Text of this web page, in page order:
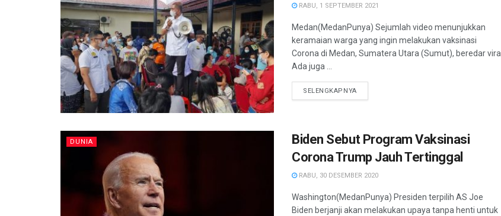
RABU, 1 SEPTEMBER 2021
Medan(MedanPunya) Sejumlah video menunjukkan
keramaian warga yang ingin melakukan vaksinasi
Corona di Medan, Sumatera Utara (Sumut), beredar viral.
Ada juga ...
SELENGKAPNYA
DUNIA
Biden Sebut Program Vaksinasi
Corona Trump Jauh Tertinggal
RABU, 30 DESEMBER 2020
Washington(MedanPunya) Presiden terpilih AS Joe
Biden berjanji akan melakukan upaya tanpa henti untuk